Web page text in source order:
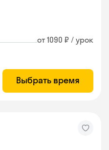
от 1090 ₽ / урок
Выбрать время